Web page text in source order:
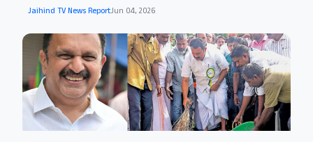
Jaihind TV News ReportJun 04, 2026